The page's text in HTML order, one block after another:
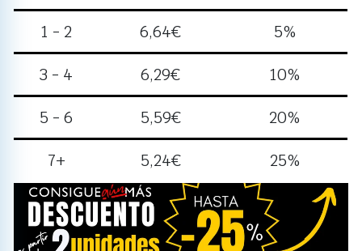
1 - 2 6,64€ 5%
3 - 4 6,29€ 10%
5 - 6 5,59€ 20%
7+ 5,24€ 25%